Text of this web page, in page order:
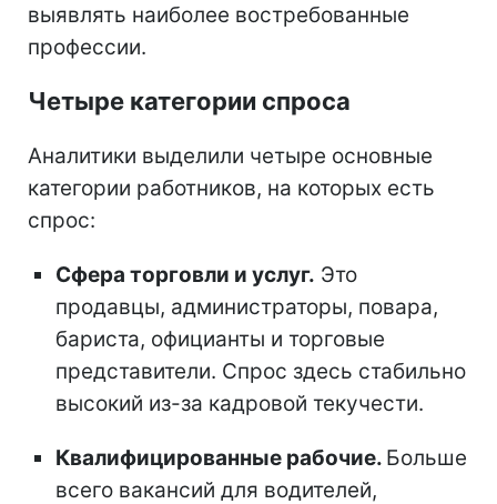
выявлять наиболее востребованные
профессии.
Четыре категории спроса
Аналитики выделили четыре основные
категории работников, на которых есть
спрос:
Сфера торговли и услуг. Это
продавцы, администраторы, повара,
бариста, официанты и торговые
представители. Спрос здесь стабильно
высокий из-за кадровой текучести.
Квалифицированные рабочие. Больше
всего вакансий для водителей,